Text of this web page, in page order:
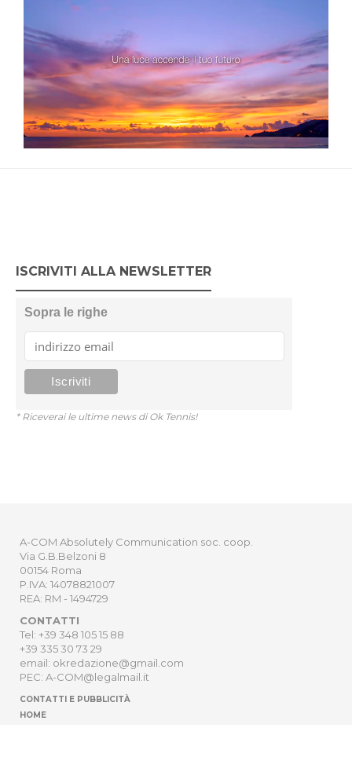
ISCRIVITI ALLA NEWSLETTER
Sopra le righe
* Riceverai le ultime news di Ok Tennis!
A-COM Absolutely Communication soc. coop.
Via G.B.Belzoni 8
00154 Roma
P.IVA: 14078821007
REA: RM - 1494729
CONTATTI
Tel: +39 348 105 15 88
+39 335 30 73 29
email: okredazione@gmail.com
PEC: A-COM@legalmail.it
CONTATTI E PUBBLICITÀ
HOME